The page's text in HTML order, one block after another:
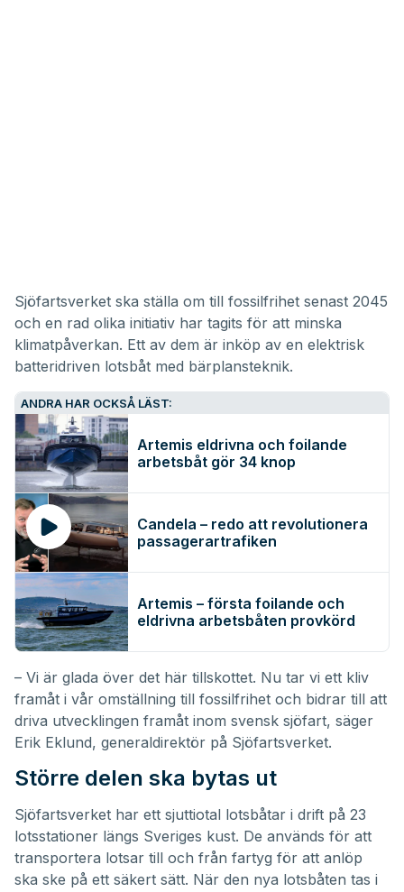
Sjöfartsverket ska ställa om till fossilfrihet senast 2045
och en rad olika initiativ har tagits för att minska
klimatpåverkan. Ett av dem är inköp av en elektrisk
batteridriven lotsbåt med bärplansteknik.
ANDRA HAR OCKSÅ LÄST:
Artemis eldrivna och foilande
arbetsbåt gör 34 knop
Candela – redo att revolutionera
passagerartrafiken
Artemis – första foilande och
eldrivna arbetsbåten provkörd
– Vi är glada över det här tillskottet. Nu tar vi ett kliv
framåt i vår omställning till fossilfrihet och bidrar till att
driva utvecklingen framåt inom svensk sjöfart, säger
Erik Eklund, generaldirektör på Sjöfartsverket.
Större delen ska bytas ut
Sjöfartsverket har ett sjuttiotal lotsbåtar i drift på 23
lotsstationer längs Sveriges kust. De används för att
transportera lotsar till och från fartyg för att anlöp
ska ske på ett säkert sätt. När den nya lotsbåten tas i